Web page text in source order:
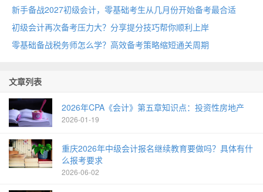
新手备战2027初级会计，零基础考生从几月份开始备考最合适
初级会计再次备考压力大？分享提分技巧帮你顺利上岸
零基础备战税务师怎么学？高效备考策略缩短通关周期
文章列表
2026年CPA《会计》第五章知识点：投资性房地产
2026-01-19
重庆2026年中级会计报名继续教育要做吗？具体有什
么报考要求
2026-06-02